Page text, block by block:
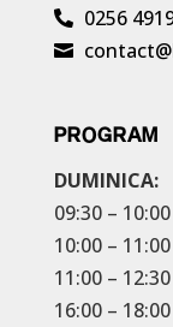
 0256

PROGRAM
DUMINICA:
09:30 –
10:00 –
11:00 –
16:00 –